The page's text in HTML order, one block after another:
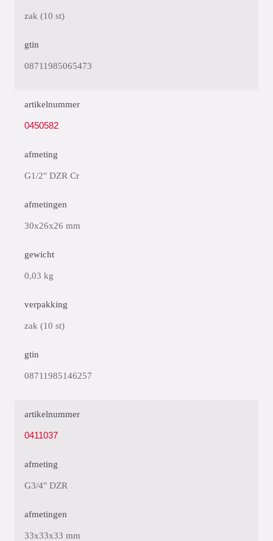
zak (10 st)
gtin
08711985065473
artikelnummer
0450582
afmeting
G1/2" DZR Cr
afmetingen
30x26x26 mm
gewicht
0,03 kg
verpakking
zak (10 st)
gtin
08711985146257
artikelnummer
0411037
afmeting
G3/4" DZR
afmetingen
33x33x33 mm